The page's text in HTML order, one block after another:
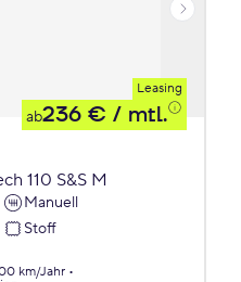
Leasing
ab236 € / mtl.
110 S&S M
Manuell
Stoff
km/Jahr